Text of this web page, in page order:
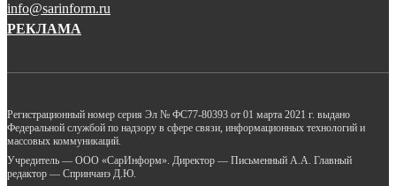
info@sarinform.ru
РЕКЛАМА
Регистрационный номер серия Эл № ФС77-80393 от 01 марта 2021 г. выдано
Федеральной службой по надзору в сфере связи, информационных технологий и
массовых коммуникаций.
Учредитель — ООО «СарИнформ». Директор — Письменный А.А. Главный
редактор — Спринчанэ Д.Ю.